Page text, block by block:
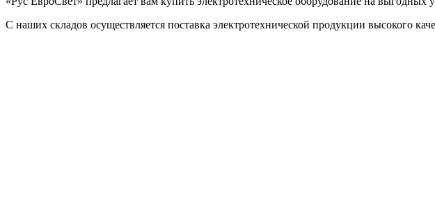
С наших складов осуществляется поставка электротехнической продукции высокого